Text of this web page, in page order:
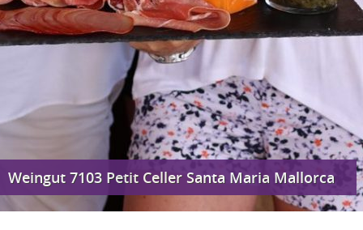
Weingut 7103 Petit Celler Santa Maria Mallorca